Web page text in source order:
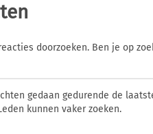
doorzoeken. Ben je op
gedaan gedurende de
kunnen vaker zoeken.